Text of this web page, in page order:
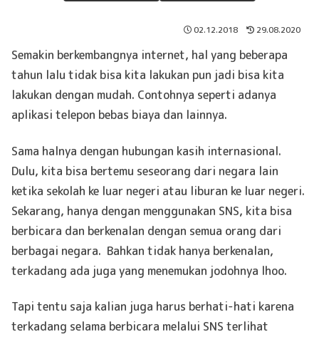
02.12.2018 29.08.2020
Semakin berkembangnya internet, hal yang beberapa
tahun lalu tidak bisa kita lakukan pun jadi bisa kita
lakukan dengan mudah. Contohnya seperti adanya
aplikasi telepon bebas biaya dan lainnya.
Sama halnya dengan hubungan kasih internasional.
Dulu, kita bisa bertemu seseorang dari negara lain
ketika sekolah ke luar negeri atau liburan ke luar negeri.
Sekarang, hanya dengan menggunakan SNS, kita bisa
berbicara dan berkenalan dengan semua orang dari
berbagai negara. Bahkan tidak hanya berkenalan,
terkadang ada juga yang menemukan jodohnya lhoo.
Tapi tentu saja kalian juga harus berhati-hati karena
terkadang selama berbicara melalui SNS terlihat